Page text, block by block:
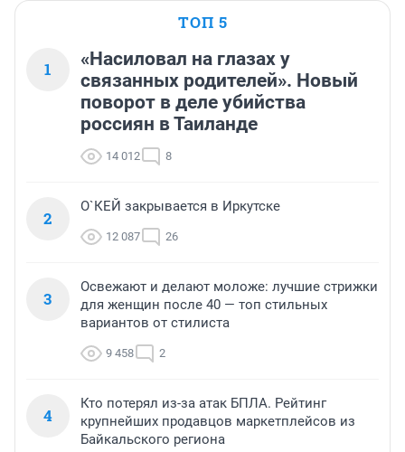
ТОП 5
1
«Насиловал на глазах у
связанных родителей». Новый
поворот в деле убийства
россиян в Таиланде
14 012 8
2
О`КЕЙ закрывается в Иркутске
12 087 26
3
Освежают и делают моложе: лучшие стрижки
для женщин после 40 — топ стильных
вариантов от стилиста
9 458 2
4
Кто потерял из-за атак БПЛА. Рейтинг
крупнейших продавцов маркетплейсов из
Байкальского региона